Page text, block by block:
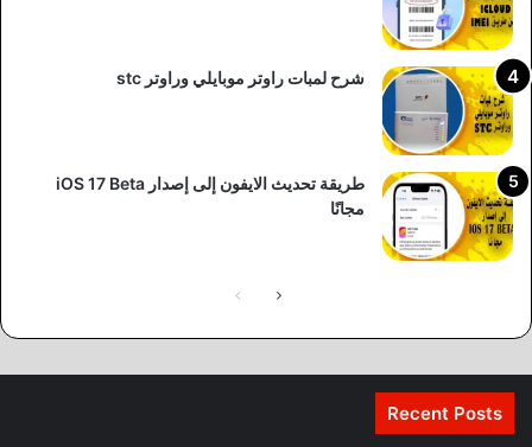
شرح لمبات راوتر موبايلي وراوتر stc
طريقة تحديث الايفون إلى إصدار iOS 17 Beta
مجانًا
Recent Posts